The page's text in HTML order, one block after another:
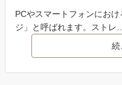
PCやスマートフォンにお
ジ」と呼ばれます。ストレ…
続